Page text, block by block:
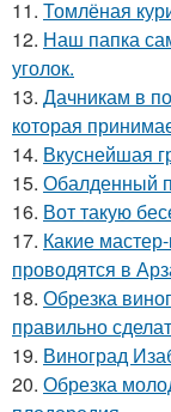
11. Томлёная
12. Наш папка
уголок.
13. Дачникам в
которая
14. Вкуснейшая
15. Обалденный
16. Вот такую
17. Какие
проводятся в
18. Обрезка
правильно
19. Виноград
20. Обрезка